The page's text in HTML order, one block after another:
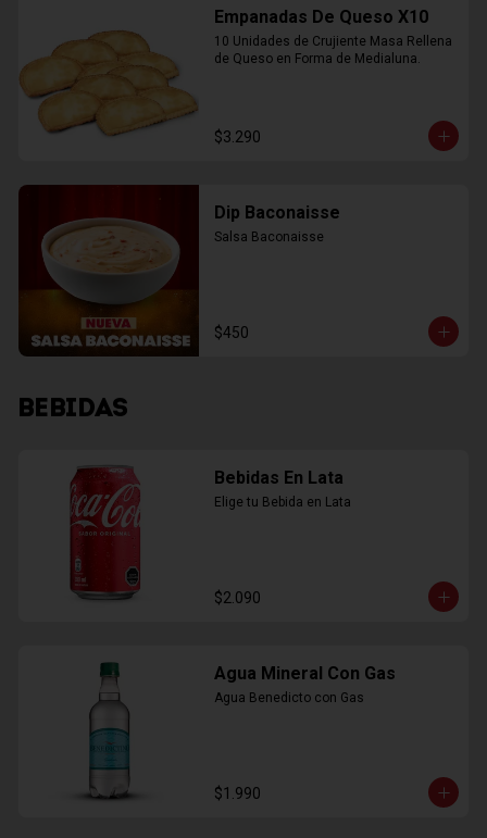
Empanadas De Queso X10
10 Unidades de Crujiente Masa Rellena
de Queso en Forma de Medialuna.
$3.290
Dip Baconaisse
Salsa Baconaisse
$450
BEBIDAS
Bebidas En Lata
Elige tu Bebida en Lata
$2.090
Agua Mineral Con Gas
Agua Benedicto con Gas
$1.990